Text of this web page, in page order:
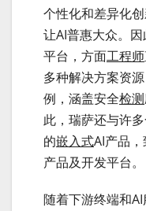
个性化和差异化
让AI普惠大众。
平台，方面工程师
多种解决方案资
例，涵盖安全检测
此，瑞萨还与许
的嵌入式AI产品
产品及开发平台。
随着下游终端和